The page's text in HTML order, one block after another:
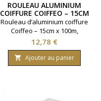
ROULEAU ALUMINIUM
COIFFURE COIFFEO – 15CM
X 100M – 15 MICRONS
Rouleau d’aluminium coiffure
Coiffeo – 15cm x 100m,
épaisseur 15 microns. Format
professionnel avec boîte
distributrice pour un usage
facile, hygiénique et sécurisé.
Prix
12,78 €
 Ajouter au panier